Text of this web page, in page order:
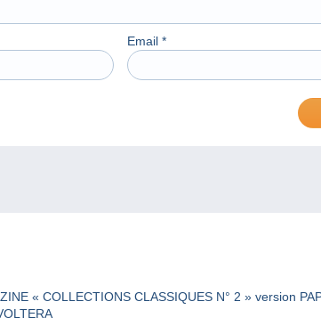
Email *
« COLLECTIONS CLASSIQUES N° 2 » version